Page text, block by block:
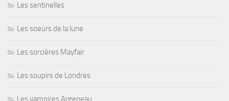
Les sentinelles
Les soeurs de la lune
Les sorcières Mayfair
Les soupirs de Londres
Les vampires Argeneau